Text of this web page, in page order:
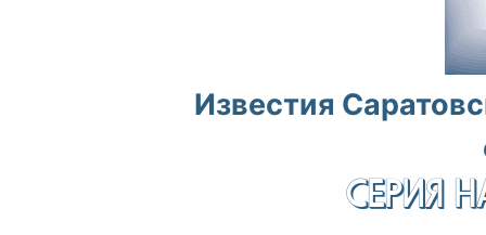
Известия
СЕРИЯ